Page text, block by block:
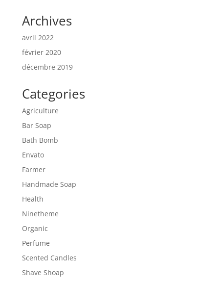
Archives
avril 2022
février 2020
décembre 2019
Categories
Agriculture
Bar Soap
Bath Bomb
Envato
Farmer
Handmade Soap
Health
Ninetheme
Organic
Perfume
Scented Candles
Shave Shoap